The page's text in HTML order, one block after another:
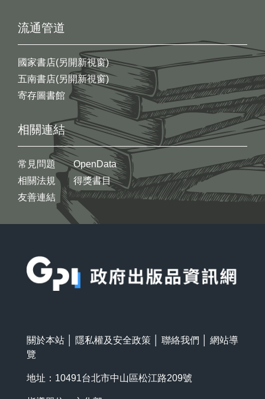
流通管道
國家書店(另開新視窗)
五南書店(另開新視窗)
寄存圖書館
相關連結
常見問題
相關法規
友善連結
OpenData
得獎書目
關於本站 隱私權及安全政策 聯絡我們
網站導
覽
地址：10491台北市中山區松江路209號